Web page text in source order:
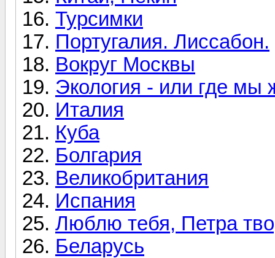
Турсимки
Португалия. Лиссабон.
Вокруг Москвы
Экология - или где мы
Италия
Куба
Болгария
Великобритания
Испания
Люблю тебя, Петра
Беларусь